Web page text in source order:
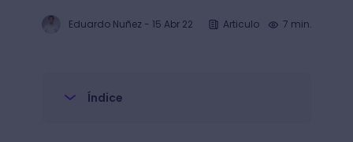
Eduardo Nuñez- 15 Abr 22 Articulo 7 min.
Índice